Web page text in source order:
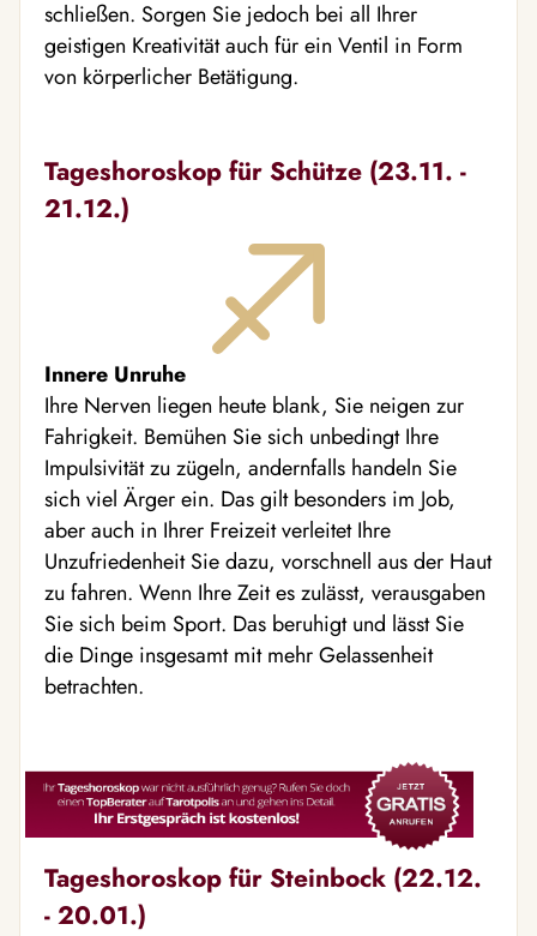
schließen. Sorgen Sie jedoch bei all Ihrer
geistigen Kreativität auch für ein Ventil in Form
von körperlicher Betätigung.
Tageshoroskop für Schütze (23.11. -
21.12.)
Innere Unruhe
Ihre Nerven liegen heute blank, Sie neigen zur
Fahrigkeit. Bemühen Sie sich unbedingt Ihre
Impulsivität zu zügeln, andernfalls handeln Sie
sich viel Ärger ein. Das gilt besonders im Job,
aber auch in Ihrer Freizeit verleitet Ihre
Unzufriedenheit Sie dazu, vorschnell aus der Haut
zu fahren. Wenn Ihre Zeit es zulässt, verausgaben
Sie sich beim Sport. Das beruhigt und lässt Sie
die Dinge insgesamt mit mehr Gelassenheit
betrachten.
Tageshoroskop für Steinbock (22.12.
- 20.01.)